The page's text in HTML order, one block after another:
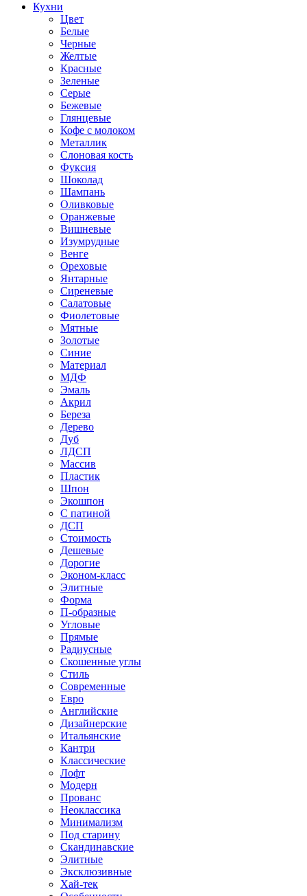
Кухни
Цвет
Белые
Черные
Желтые
Красные
Зеленые
Серые
Бежевые
Глянцевые
Кофе с молоком
Металлик
Слоновая кость
Фуксия
Шоколад
Шампань
Оливковые
Оранжевые
Вишневые
Изумрудные
Венге
Ореховые
Янтарные
Сиреневые
Салатовые
Фиолетовые
Мятные
Золотые
Синие
Материал
МДФ
Эмаль
Акрил
Береза
Дерево
Дуб
ЛДСП
Массив
Пластик
Шпон
Экошпон
С патиной
ДСП
Стоимость
Дешевые
Дорогие
Эконом-класс
Элитные
Форма
П-образные
Угловые
Прямые
Радиусные
Скошенные углы
Стиль
Современные
Евро
Английские
Дизайнерские
Итальянские
Кантри
Классические
Лофт
Модерн
Прованс
Неоклассика
Минимализм
Под старину
Скандинавские
Элитные
Эксклюзивные
Хай-тек